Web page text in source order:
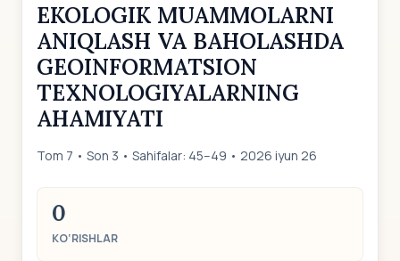
EKOLOGIK MUAMMOLARNI
ANIQLASH VA BAHOLASHDA
GEOINFORMATSION
TEXNOLOGIYALARNING
AHAMIYATI
Tom 7 • Son 3 • Sahifalar: 45–49 • 2026 iyun 26
0
KO‘RISHLAR